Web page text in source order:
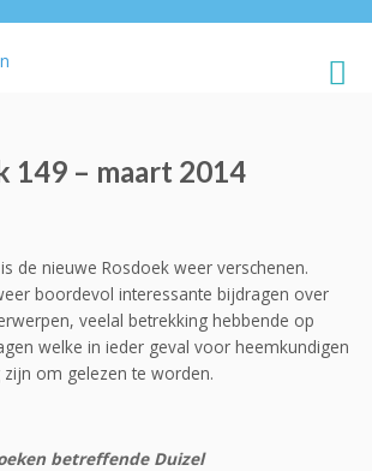
149 – maart 2014
de nieuwe Rosdoek weer verschenen.
boordevol interessante bijdragen over
veelal betrekking hebbende op
welke in ieder geval voor heemkundigen
om gelezen te worden.
betreffende Duizel